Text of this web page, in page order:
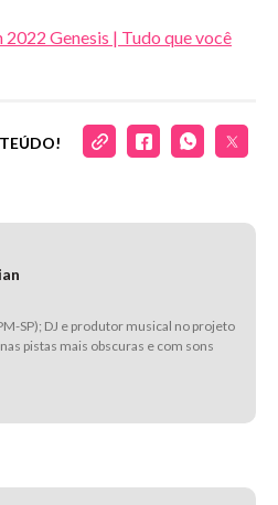
Genesis | Tudo que você
SP); DJ e produtor musical no projeto
pistas mais obscuras e com sons